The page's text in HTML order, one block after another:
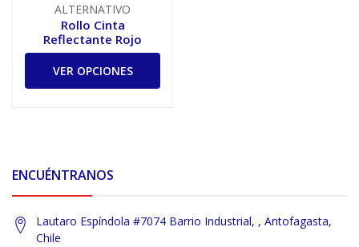
ALTERNATIVO
Rollo Cinta
Reflectante Rojo
VER OPCIONES
ENCUÉNTRANOS
Lautaro Espíndola #7074 Barrio Industrial, , Antofagasta,
Chile